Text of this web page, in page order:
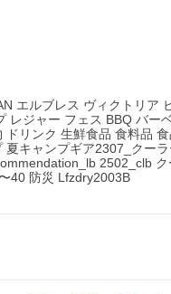
エルブレス ヴィクトリア
レジャー フェス BBQ バー
ドリンク 生鮮食品 食料品
夏キャンプギア2307_クー
2502_clb
40 防災 Lfzdry2003B